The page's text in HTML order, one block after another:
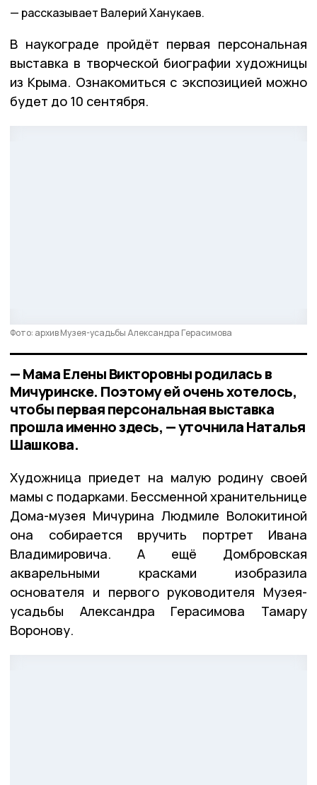
рассказывает Валерий Ханукаев.
В наукограде пройдёт первая персональная
выставка в творческой биографии художницы
из Крыма. Ознакомиться с экспозицией можно
будет до 10 сентября.
Фото: архив Музея-усадьбы Александра Герасимова
— Мама Елены Викторовны родилась в
Мичуринске. Поэтому ей очень хотелось,
чтобы первая персональная выставка
прошла именно здесь, — уточнила Наталья
Шашкова.
Художница приедет на малую родину своей
мамы с подарками. Бессменной хранительнице
Дома-музея Мичурина Людмиле Волокитиной
она собирается вручить портрет Ивана
Владимировича. А ещё Домбровская
акварельными красками изобразила
основателя и первого руководителя Музея-
усадьбы Александра Герасимова Тамару
Воронову.